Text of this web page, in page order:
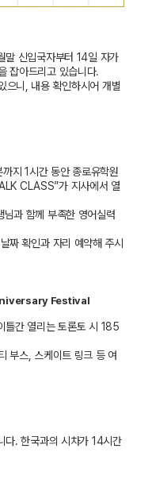
말 신입국자부터 14일 자가
잡아드리고 있습니다.
으니, 내용 확인하시어 개별
지 1시간 동안 종로유학원
CLASS”가 지사에서 열
과 함께 부족한 영어실력
짜 확인과 자리 예약해 주시
Festival
간 열리는 토론토 시 185
부스, 스케이트 링크 등 여
. 한국과의 시차가 14시간